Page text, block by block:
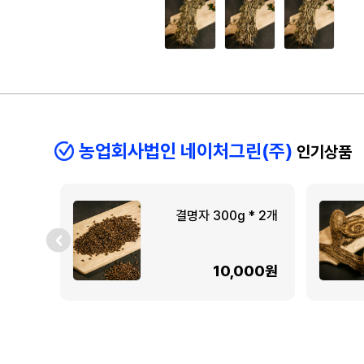
농업회사법인 네이처그린(주) 인기상품
결명자 300g * 2개
10,000원